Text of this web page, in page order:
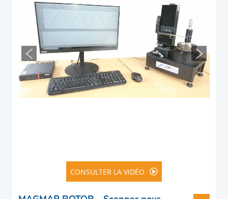
CONSULTER LA VIDÉO MAGMAP ROTOR -